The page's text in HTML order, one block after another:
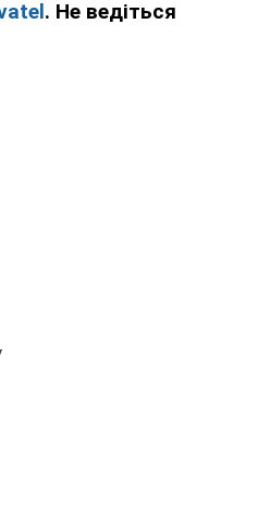
. Не ведіться